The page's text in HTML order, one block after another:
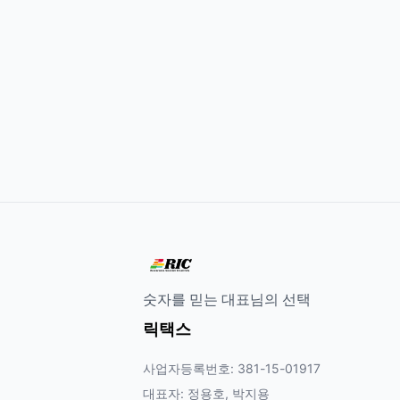
숫자를 믿는 대표님의 선택
릭택스
사업자등록번호: 381-15-01917
대표자: 정용호, 박지용